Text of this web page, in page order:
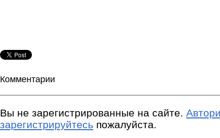
Комментарии
Вы не зарегистрированные на сайте.
зарегистрируйтесь пожалуйста.